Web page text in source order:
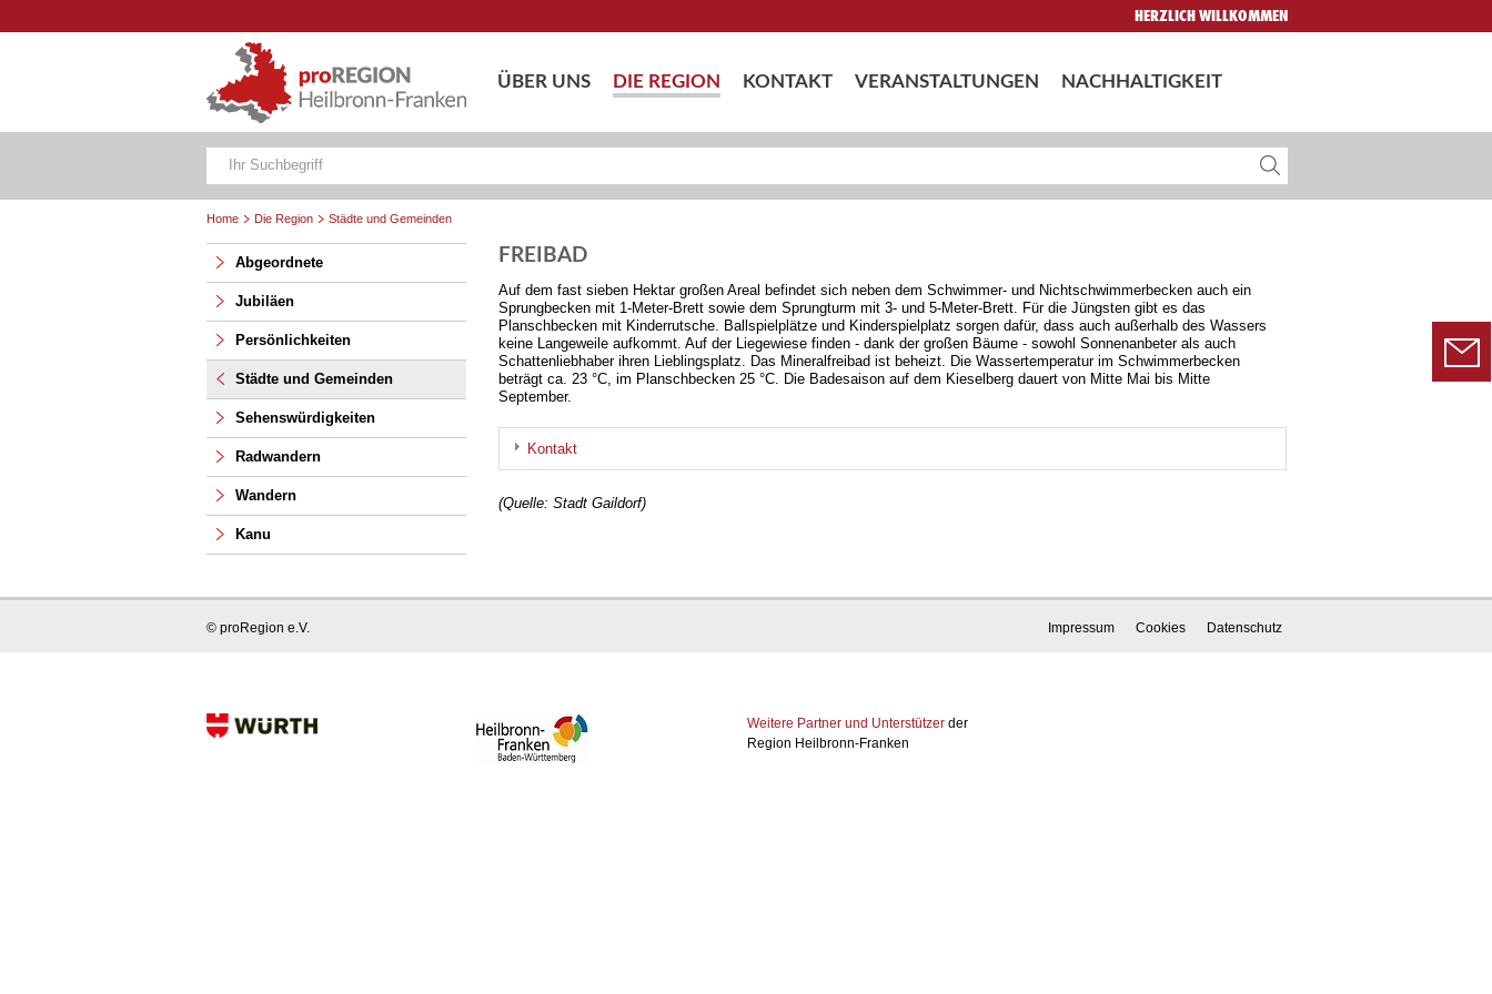
HERZLICH WILLKOMMEN
ÜBER UNS DIE REGION KONTAKT VERANSTALTUNGEN NACHHALTIGKEIT
Home Die Region Städte und Gemeinden
Abgeordnete
Jubiläen
Persönlichkeiten
Städte und Gemeinden
Sehenswürdigkeiten
Radwandern
Wandern
Kanu
FREIBAD
Auf dem fast sieben Hektar großen Areal befindet sich neben dem Schwimmer- und Nichtschwimmerbecken auch ein
Sprungbecken mit 1-Meter-Brett sowie dem Sprungturm mit 3- und 5-Meter-Brett. Für die Jüngsten gibt es das
Planschbecken mit Kinderrutsche. Ballspielplätze und Kinderspielplatz sorgen dafür, dass auch außerhalb des Wassers
keine Langeweile aufkommt. Auf der Liegewiese finden - dank der großen Bäume - sowohl Sonnenanbeter als auch
Schattenliebhaber ihren Lieblingsplatz. Das Mineralfreibad ist beheizt. Die Wassertemperatur im Schwimmerbecken
beträgt ca. 23 °C, im Planschbecken 25 °C. Die Badesaison auf dem Kieselberg dauert von Mitte Mai bis Mitte
September.
Kontakt
(Quelle: Stadt Gaildorf)
© proRegion e.V. Impressum Cookies Datenschutz
Weitere Partner und Unterstützerder
Region Heilbronn-Franken